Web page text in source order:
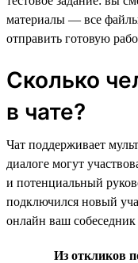
материалы — все
отправить готовую
Сколько
в чате?
Чат поддерживает
диалоге могут
и потенциальный
подключился новый
онлайн ваш собеседник
Из откликов